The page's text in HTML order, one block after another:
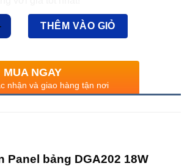
THÊM VÀO GIỎ
MUA NGAY
nhận và giao hàng tận nơi
Panel bảng DGA202 18W